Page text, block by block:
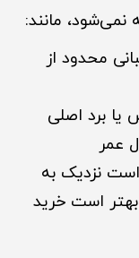
مانند:
محدود از
یا برد اصلی
است نزدیک به
است خرید